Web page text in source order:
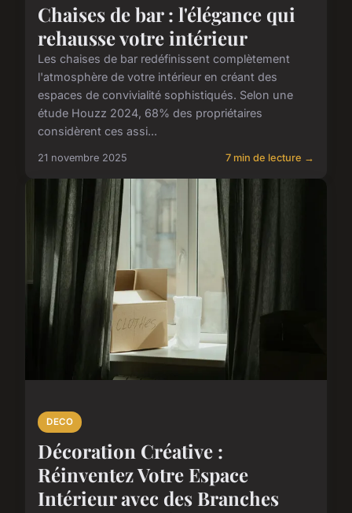
Chaises de bar : l'élégance qui
rehausse votre intérieur
Les chaises de bar redéfinissent complètement
l'atmosphère de votre intérieur en créant des
espaces de convivialité sophistiqués. Selon une
étude Houzz 2024, 68% des propriétaires
considèrent ces assi...
21 novembre 2025 7 min de lecture →
DECO
Décoration Créative :
Réinventez Votre Espace
Intérieur avec des Branches